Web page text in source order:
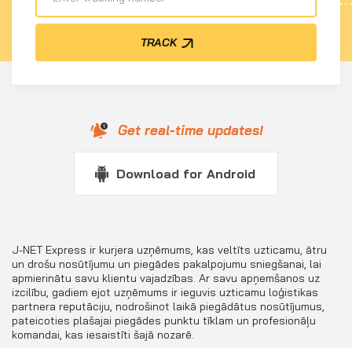
TRACK
Get real-time updates!
Download for Android
J-NET Express ir kurjera uzņēmums, kas veltīts uzticamu, ātru
un drošu nosūtījumu un piegādes pakalpojumu sniegšanai, lai
apmierinātu savu klientu vajadzības. Ar savu apņemšanos uz
izcilību, gadiem ejot uzņēmums ir ieguvis uzticamu loģistikas
partnera reputāciju, nodrošinot laikā piegādātus nosūtījumus,
pateicoties plašajai piegādes punktu tīklam un profesionāļu
komandai, kas iesaistīti šajā nozarē.